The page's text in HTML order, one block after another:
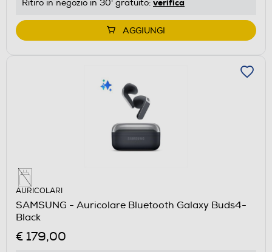
Ritiro in negozio in 30' gratuito: verifica
AGGIUNGI
AURICOLARI
SAMSUNG - Auricolare Bluetooth Galaxy Buds4-
Black
€ 179,00